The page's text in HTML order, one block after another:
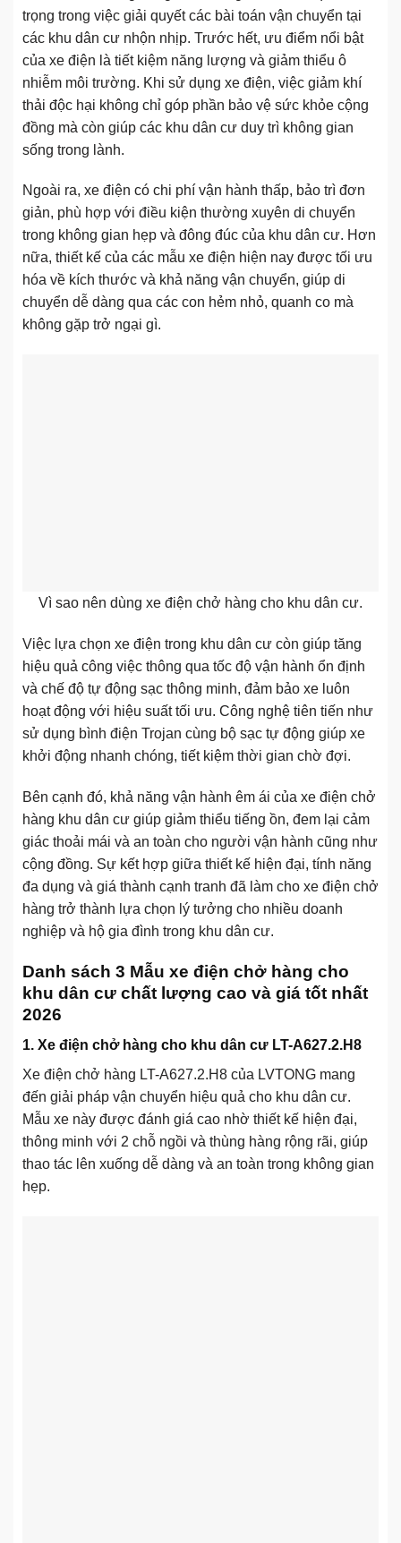
trọng trong việc giải quyết các bài toán vận chuyển tại
các khu dân cư nhộn nhịp. Trước hết, ưu điểm nổi bật
của xe điện là tiết kiệm năng lượng và giảm thiểu ô
nhiễm môi trường. Khi sử dụng xe điện, việc giảm khí
thải độc hại không chỉ góp phần bảo vệ sức khỏe cộng
đồng mà còn giúp các khu dân cư duy trì không gian
sống trong lành.
Ngoài ra, xe điện có chi phí vận hành thấp, bảo trì đơn
giản, phù hợp với điều kiện thường xuyên di chuyển
trong không gian hẹp và đông đúc của khu dân cư. Hơn
nữa, thiết kế của các mẫu xe điện hiện nay được tối ưu
hóa về kích thước và khả năng vận chuyển, giúp di
chuyển dễ dàng qua các con hẻm nhỏ, quanh co mà
không gặp trở ngại gì.
Vì sao nên dùng xe điện chở hàng cho khu dân cư.
Việc lựa chọn xe điện trong khu dân cư còn giúp tăng
hiệu quả công việc thông qua tốc độ vận hành ổn định
và chế độ tự động sạc thông minh, đảm bảo xe luôn
hoạt động với hiệu suất tối ưu. Công nghệ tiên tiến như
sử dụng bình điện Trojan cùng bộ sạc tự động giúp xe
khởi động nhanh chóng, tiết kiệm thời gian chờ đợi.
Bên cạnh đó, khả năng vận hành êm ái của xe điện chở
hàng khu dân cư giúp giảm thiểu tiếng ồn, đem lại cảm
giác thoải mái và an toàn cho người vận hành cũng như
cộng đồng. Sự kết hợp giữa thiết kế hiện đại, tính năng
đa dụng và giá thành cạnh tranh đã làm cho xe điện chở
hàng trở thành lựa chọn lý tưởng cho nhiều doanh
nghiệp và hộ gia đình trong khu dân cư.
Danh sách 3 Mẫu xe điện chở hàng cho
khu dân cư chất lượng cao và giá tốt nhất
2026
1. Xe điện chở hàng cho khu dân cư LT-A627.2.H8
Xe điện chở hàng LT-A627.2.H8 của LVTONG mang
đến giải pháp vận chuyển hiệu quả cho khu dân cư.
Mẫu xe này được đánh giá cao nhờ thiết kế hiện đại,
thông minh với 2 chỗ ngồi và thùng hàng rộng rãi, giúp
thao tác lên xuống dễ dàng và an toàn trong không gian
hẹp.